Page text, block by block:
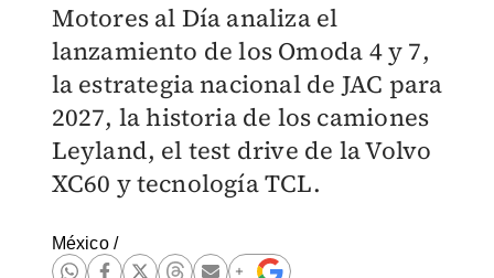
Motores al Día analiza el
lanzamiento de los Omoda 4 y 7,
la estrategia nacional de JAC para
2027, la historia de los camiones
Leyland, el test drive de la Volvo
XC60 y tecnología TCL.
México/